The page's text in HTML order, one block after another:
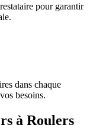
pour garantir
dans chaque
besoins.
à Roulers